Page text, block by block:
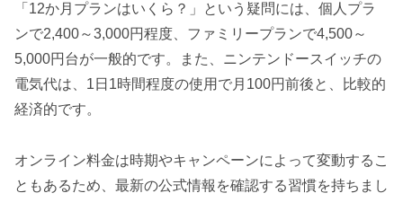
「12か月プランはいくら？」という疑問には、個人プラ
ンで2,400～3,000円程度、ファミリープランで4,500～
5,000円台が一般的です。また、ニンテンドースイッチの
電気代は、1日1時間程度の使用で月100円前後と、比較的
経済的です。
オンライン料金は時期やキャンペーンによって変動するこ
ともあるため、最新の公式情報を確認する習慣を持ちまし